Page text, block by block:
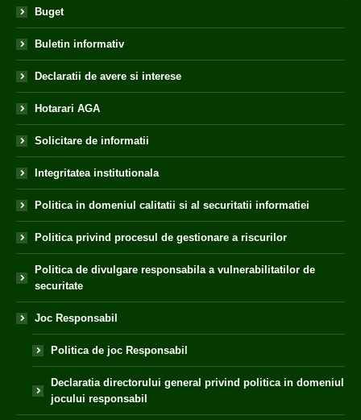
Buget
Buletin informativ
Declaratii de avere si interese
Hotarari AGA
Solicitare de informatii
Integritatea institutionala
Politica in domeniul calitatii si al securitatii informatiei
Politica privind procesul de gestionare a riscurilor
Politica de divulgare responsabila a vulnerabilitatilor de
securitate
Joc Responsabil
Politica de joc Responsabil
Declaratia directorului general privind politica in domeniul
jocului responsabil